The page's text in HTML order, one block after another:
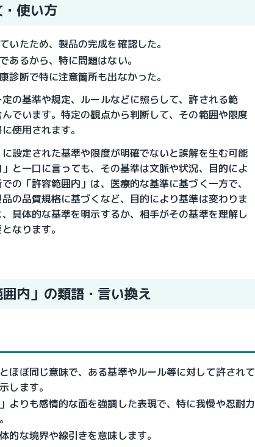
・使い方
いたため、製品の完成を確認した。
あるから、特に問題はない。
診断で特に注意箇所も出なかった。
の基準や規定、ルールなどに照らして、許される範
でいます。特定の観点から判断して、その範囲や限度
使用されます。
設定された基準や限度が明確でないと誤解を生む可能
と一口に言っても、その基準は文脈や状況、目的によ
の「許容範囲内」は、医療的な基準に基づく一方で、
の品質規格に基づくなど、目的により基準は変わりま
具体的な基準を明示するか、相手がその基準を理解し
なります。
囲内」の類語・言い換え
ほぼ同じ意味で、ある基準やルール等に対して許されて
します。
よりも感情的な面を強調した表現で、特に我慢や忍耐力
的な境界や線引きを意味します。